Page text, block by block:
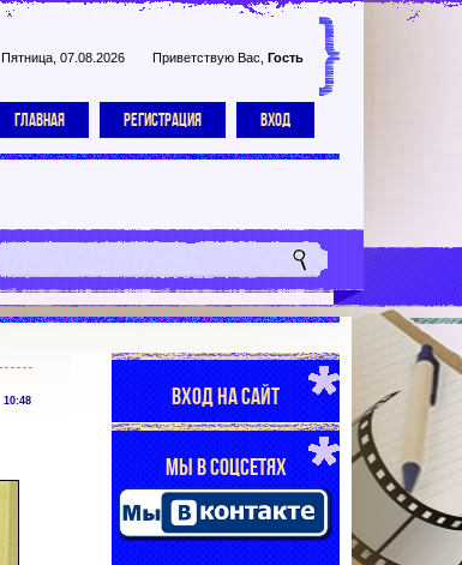
Пятница, 07.08.2026 Приветствую Вас Гость
ГЛАВНАЯ РЕГИСТРАЦИЯ ВХОД
10:48 ВХОД НА САЙТ
МЫ В СОЦСЕТЯХ